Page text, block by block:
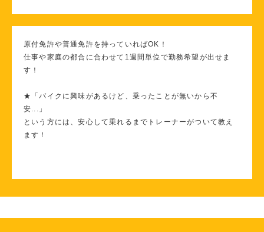
原付免許や普通免許を持っていればOK！
仕事や家庭の都合に合わせて1週間単位で勤務希望が出せま
す！
★「バイクに興味があるけど、乗ったことが無いから不
安...」
という方には、安心して乗れるまでトレーナーがついて教え
ます！